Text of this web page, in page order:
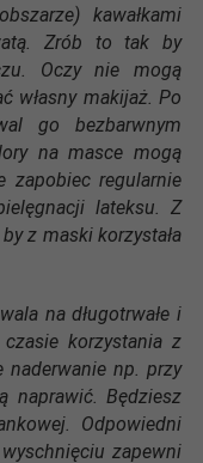
kawałkami
Zrób to tak by
Oczy nie mogą
własny makijaż. Po
go bezbarwnym
na masce mogą
zapobiec regularnie
lateksu. Z
z maski korzystała
na długotrwałe i
korzystania z
naderwanie np. przy
naprawić. Będziesz
Odpowiedni
zapewni